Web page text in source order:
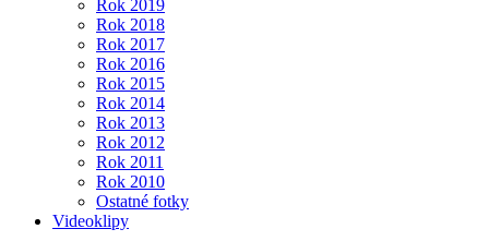
Rok 2019
Rok 2018
Rok 2017
Rok 2016
Rok 2015
Rok 2014
Rok 2013
Rok 2012
Rok 2011
Rok 2010
Ostatné fotky
Videoklipy